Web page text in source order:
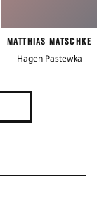
MATTHIAS MATSCHKE
Hagen Pastewka